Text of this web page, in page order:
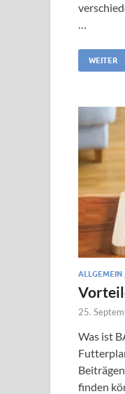
…
WEITER
ALLGEMEIN
25.
Was ist
finden